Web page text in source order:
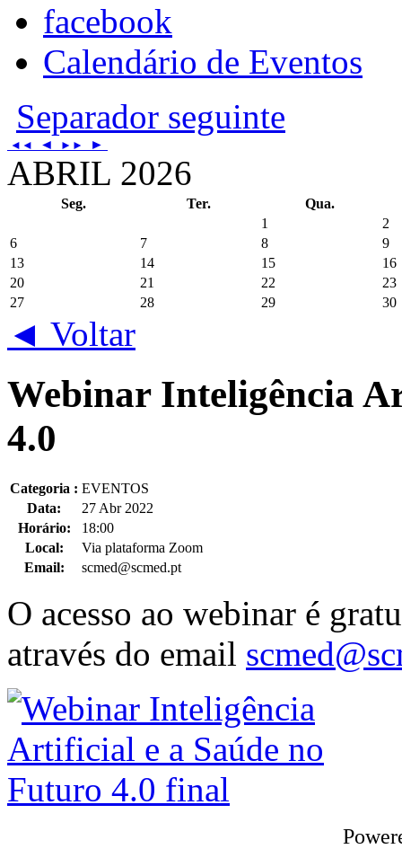
facebook
Calendário de Eventos
Separador seguinte
◄◄ ◄ ►► ►
ABRIL 2026
Seg. Ter.
Qua.
1
2
6
7 8
9
13
14 15
16
20
21 22
23
27
28 29 30
◄ Voltar
Webinar Inteligência
4.0
Categoria : EVENTOS
Data:
27 Abr 2022
Horário:
18:00
Local:
Via plataforma Zoom
Email:
scmed@scmed.pt
O acesso ao webinar é
através do email